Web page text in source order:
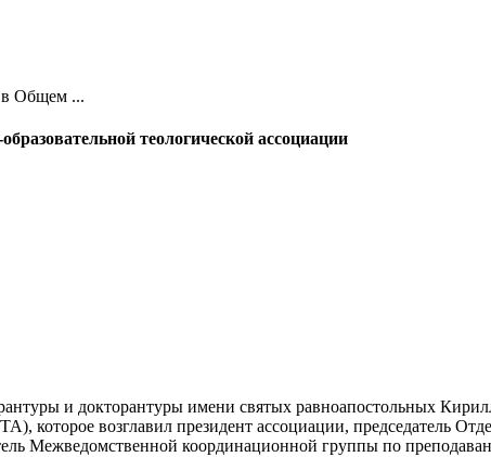
в Общем ...
теологической ассоциации
и докторантуры имени святых равноапостольных
которое возглавил президент ассоциации, председатель
Межведомственной координационной группы по